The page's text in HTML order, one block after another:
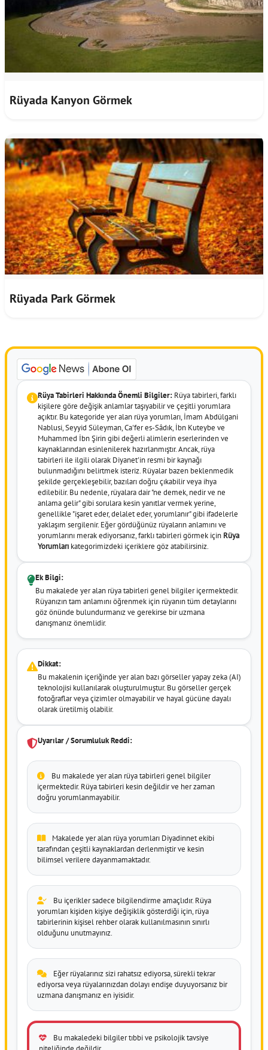
Rüyada Kanyon Görmek
Rüyada Park Görmek
Rüya Tabirleri Hakkında Önemli Bilgiler: Rüya tabirleri, farklı
kişilere göre değişik anlamlar taşıyabilir ve çeşitli yorumlara
açıktır. Bu kategoride yer alan rüya yorumları, İmam Abdülgani
Nablusi, Seyyid Süleyman, Ca'fer es-Sâdık, İbn Kuteybe ve
Muhammed İbn Şirin gibi değerli alimlerin eserlerinden ve
kaynaklarından esinlenilerek hazırlanmıştır. Ancak, rüya
tabirleri ile ilgili olarak Diyanet'in resmi bir kaynağı
bulunmadığını belirtmek isteriz. Rüyalar bazen beklenmedik
şekilde gerçekleşebilir, bazıları doğru çıkabilir veya ihya
edilebilir. Bu nedenle, rüyalara dair "ne demek, nedir ve ne
anlama gelir" gibi sorulara kesin yanıtlar vermek yerine,
genellikle "işaret eder, delalet eder, yorumlanır" gibi ifadelerle
yaklaşım sergilenir. Eğer gördüğünüz rüyaların anlamını ve
yorumlarını merak ediyorsanız, farklı tabirleri görmek için Rüya
Yorumları kategorimizdeki içeriklere göz atabilirsiniz.
Ek Bilgi:
Bu makalede yer alan rüya tabirleri genel bilgiler içermektedir.
Rüyanızın tam anlamını öğrenmek için rüyanın tüm detaylarını
göz önünde bulundurmanız ve gerekirse bir uzmana
danışmanız önemlidir.
Dikkat:
Bu makalenin içeriğinde yer alan bazı görseller yapay zeka (AI)
teknolojisi kullanılarak oluşturulmuştur. Bu görseller gerçek
fotoğraflar veya çizimler olmayabilir ve hayal gücüne dayalı
olarak üretilmiş olabilir.
Uyarılar / Sorumluluk Reddi:
Bu makalede yer alan rüya tabirleri genel bilgiler
içermektedir. Rüya tabirleri kesin değildir ve her zaman
doğru yorumlanmayabilir.
Makalede yer alan rüya yorumları Diyadinnet ekibi
tarafından çeşitli kaynaklardan derlenmiştir ve kesin
bilimsel verilere dayanmamaktadır.
Bu içerikler sadece bilgilendirme amaçlıdır. Rüya
yorumları kişiden kişiye değişiklik gösterdiği için, rüya
tabirlerinin kişisel rehber olarak kullanılmasının sınırlı
olduğunu unutmayınız.
Eğer rüyalarınız sizi rahatsız ediyorsa, sürekli tekrar
ediyorsa veya rüyalarınızdan dolayı endişe duyuyorsanız bir
uzmana danışmanız en iyisidir.
Bu makaledeki bilgiler tıbbi ve psikolojik tavsiye